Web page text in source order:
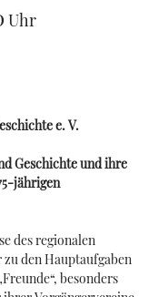
Uhr
e. V.
Geschichte und ihre
jährigen
des regionalen
den Hauptaufgaben
besonders